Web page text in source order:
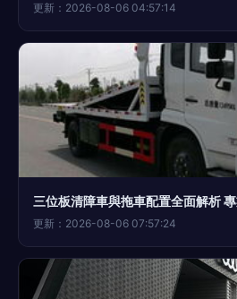
更新：2026-08-06 04:57:14
三位板清障車與拖車配置全面解析
更新：2026-08-06 07:57:24